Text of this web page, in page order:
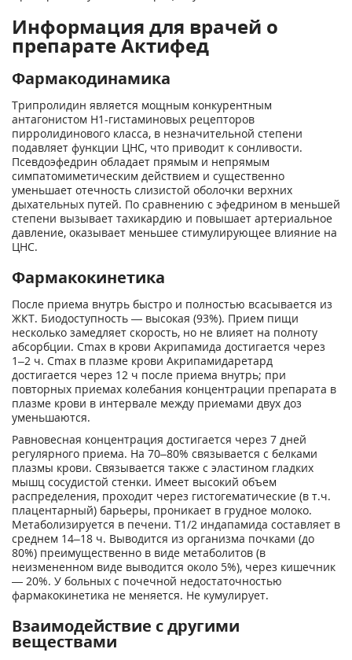
Информация для врачей о
препарате Актифед
Фармакодинамика
Трипролидин является мощным конкурентным
антагонистом Н1-гистаминовых рецепторов
пирролидинового класса, в незначительной степени
подавляет функции ЦНС, что приводит к сонливости.
Псевдоэфедрин обладает прямым и непрямым
симпатомиметическим действием и существенно
уменьшает отечность слизистой оболочки верхних
дыхательных путей. По сравнению с эфедрином в меньшей
степени вызывает тахикардию и повышает артериальное
давление, оказывает меньшее стимулирующее влияние на
ЦНС.
Фармакокинетика
После приема внутрь быстро и полностью всасывается из
ЖКТ. Биодоступность — высокая (93%). Прием пищи
несколько замедляет скорость, но не влияет на полноту
абсорбции. Cmax в крови Акрипамида достигается через
1–2 ч. Cmax в плазме крови Акрипамидаретард
достигается через 12 ч после приема внутрь; при
повторных приемах колебания концентрации препарата в
плазме крови в интервале между приемами двух доз
уменьшаются.
Равновесная концентрация достигается через 7 дней
регулярного приема. На 70–80% связывается с белками
плазмы крови. Связывается также с эластином гладких
мышц сосудистой стенки. Имеет высокий объем
распределения, проходит через гистогематические (в т.ч.
плацентарный) барьеры, проникает в грудное молоко.
Метаболизируется в печени. T1/2 индапамида составляет в
среднем 14–18 ч. Выводится из организма почками (до
80%) преимущественно в виде метаболитов (в
неизмененном виде выводится около 5%), через кишечник
— 20%. У больных с почечной недостаточностью
фармакокинетика не меняется. Не кумулирует.
Взаимодействие с другими
веществами